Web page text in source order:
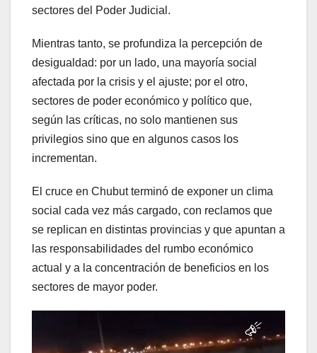
sectores del Poder Judicial.
Mientras tanto, se profundiza la percepción de
desigualdad: por un lado, una mayoría social
afectada por la crisis y el ajuste; por el otro,
sectores de poder económico y político que,
según las críticas, no solo mantienen sus
privilegios sino que en algunos casos los
incrementan.
El cruce en Chubut terminó de exponer un clima
social cada vez más cargado, con reclamos que
se replican en distintas provincias y que apuntan a
las responsabilidades del rumbo económico
actual y a la concentración de beneficios en los
sectores de mayor poder.